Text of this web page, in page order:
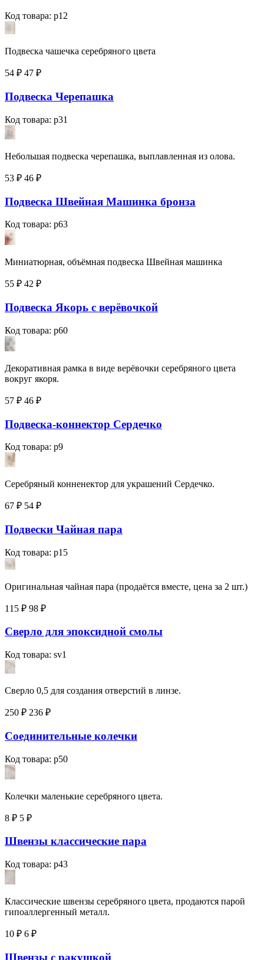
Код товара: p12
Подвеска чашечка серебряного цвета
54 ₽ 47 ₽
Подвеска Черепашка
Код товара: p31
Небольшая подвеска черепашка, выплавленная из олова.
53 ₽ 46 ₽
Подвеска Швейная Машинка бронза
Код товара: p63
Миниатюрная, объёмная подвеска Швейная машинка
55 ₽ 42 ₽
Подвеска Якорь с верёвочкой
Код товара: p60
Декоративная рамка в виде верёвочки серебряного цвета
вокруг якоря.
57 ₽ 46 ₽
Подвеска-коннектор Сердечко
Код товара: p9
Серебряный конненектор для украшений Сердечко.
67 ₽ 54 ₽
Подвески Чайная пара
Код товара: p15
Оригинальная чайная пара (продаётся вместе, цена за 2 шт.)
115 ₽ 98 ₽
Сверло для эпоксидной смолы
Код товара: sv1
Сверло 0,5 для создания отверстий в линзе.
250 ₽ 236 ₽
Соединительные колечки
Код товара: p50
Колечки маленькие серебряного цвета.
8 ₽ 5 ₽
Швензы классические пара
Код товара: p43
Классические швензы серебряного цвета, продаются парой
гипоаллергенный металл.
10 ₽ 6 ₽
Швензы с ракушкой